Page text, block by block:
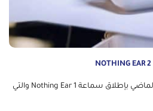
قامت شركة Nothing في العام الماضي بإطلاق سماعة Nothing Ear 1 والتي